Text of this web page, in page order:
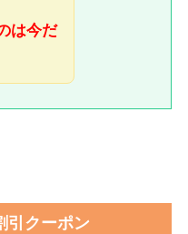
は今だ
クーポン